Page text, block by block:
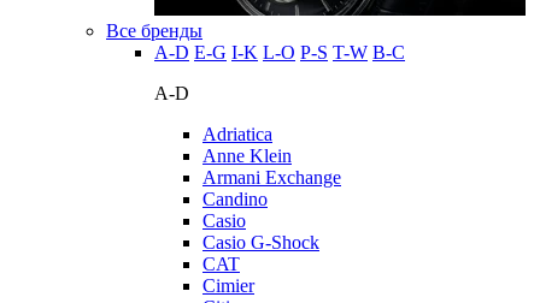
Все бренды
A-D E-G I-K L-O P-S T-W В-С
A-D
Adriatica
Anne Klein
Armani Exchange
Candino
Casio
Casio G-Shock
CAT
Cimier